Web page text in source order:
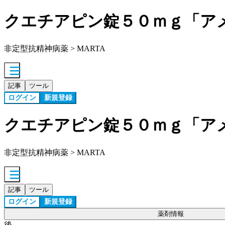
クエチアピン錠５０ｍｇ「ア
非定型抗精神病薬 > MARTA
記事 ツール
ログイン 新規登録
クエチアピン錠５０ｍｇ「ア
非定型抗精神病薬 > MARTA
記事 ツール
ログイン 新規登録
薬剤情報